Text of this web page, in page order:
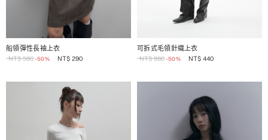
船領彈性長袖上衣
NT$ 580-50% NT$ 290
可拆式毛領針織上衣
NT$ 880-50% NT$ 440